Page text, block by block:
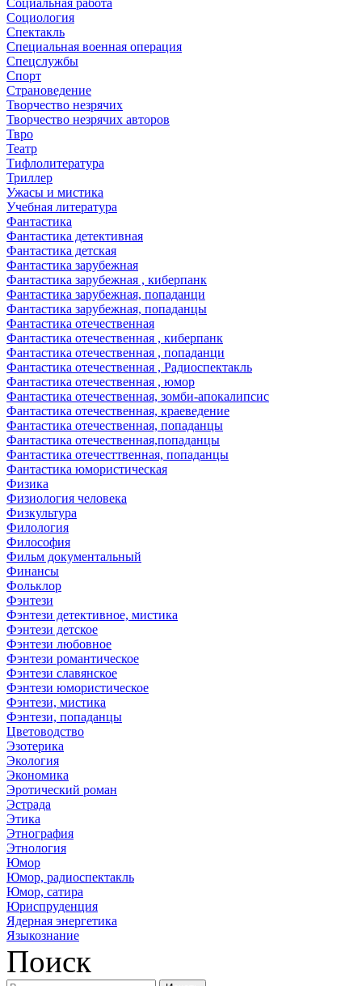
Социология
Спектакль
Специальная военная операция
Спецслужбы
Спорт
Страноведение
Творчество незрячих
Творчество незрячих авторов
Твро
Театр
Тифлолитература
Триллер
Ужасы и мистика
Учебная литература
Фантастика
Фантастика детективная
Фантастика детская
Фантастика зарубежная
Фантастика зарубежная , киберпанк
Фантастика зарубежная, попаданци
Фантастика зарубежная, попаданцы
Фантастика отечественная
Фантастика отечественная , киберпанк
Фантастика отечественная , попаданци
Фантастика отечественная , Радиоспектакль
Фантастика отечественная , юмор
Фантастика отечественная, зомби-апокалипсис
Фантастика отечественная, краеведение
Фантастика отечественная, попаданцы
Фантастика отечественная,попаданцы
Фантастика отечесттвенная, попаданцы
Фантастика юмористическая
Физика
Физиология человека
Физкультура
Филология
Философия
Фильм документальный
Финансы
Фольклор
Фэнтези
Фэнтези детективное, мистика
Фэнтези детское
Фэнтези любовное
Фэнтези романтическое
Фэнтези славянское
Фэнтези юмористическое
Фэнтези, мистика
Фэнтези, попаданцы
Цветоводство
Эзотерика
Экология
Экономика
Эротический роман
Эстрада
Этика
Этнография
Этнология
Юмор
Юмор, радиоспектакль
Юмор, сатира
Юриспруденция
Ядерная энергетика
Языкознание
Поиск